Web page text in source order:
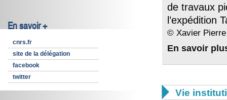
En savoir +
cnrs.fr
site de la délégation
facebook
twitter
de travaux
l’expédition
© Xavier Pierre
En savoir
 Vie